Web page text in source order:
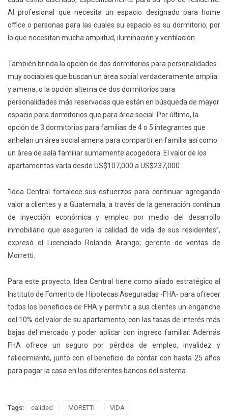
Al profesional que necesita un espacio designado para home
office o personas para las cuales su espacio es su dormitorio, por
lo que necesitan mucha amplitud, iluminación y ventilación.
También brinda la opción de dos dormitorios para personalidades
muy sociables que buscan un área social verdaderamente amplia
y amena, o la opción alterna de dos dormitorios para
personalidades más reservadas que están en búsqueda de mayor
espacio para dormitorios que para área social. Por último, la
opción de 3 dormitorios para familias de 4 o 5 integrantes que
anhelan un área social amena para compartir en familia así como
un área de sala familiar sumamente acogedora. El valor de los
apartamentos varía desde US$107,000 a US$237,000.
“Idea Central fortalece sus esfuerzos para continuar agregando
valor a clientes y a Guatemala, a través de la generación continua
de inyección económica y empleo por medio del desarrollo
inmobiliario que aseguren la calidad de vida de sus residentes”,
expresó el Licenciado Rolando Arango; gerente de ventas de
Morretti.
Para este proyecto, Idea Central tiene como aliado estratégico al
Instituto de Fomento de Hipotecas Aseguradas -FHA- para ofrecer
todos los beneficios de FHA y permitir a sus clientes un enganche
del 10% del valor de su apartamento, con las tasas de interés más
bajas del mercado y poder aplicar con ingreso familiar. Además
FHA ofrece un seguro por pérdida de empleo, invalidez y
fallecimiento, junto con el beneficio de contar con hasta 25 años
para pagar la casa en los diferentes bancos del sistema.
Tags: calidad MORETTI VIDA